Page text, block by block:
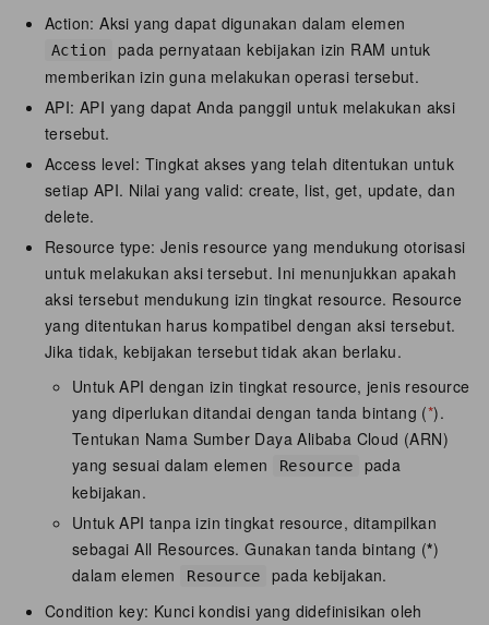
Action: Aksi yang dapat digunakan dalam elemen
Action
pada pernyataan kebijakan izin RAM untuk
memberikan izin guna melakukan operasi tersebut.
API: API yang dapat Anda panggil untuk melakukan aksi
tersebut.
Access level: Tingkat akses yang telah ditentukan untuk
setiap API. Nilai yang valid: create, list, get, update, dan
delete.
Resource type: Jenis resource yang mendukung otorisasi
untuk melakukan aksi tersebut. Ini menunjukkan apakah
aksi tersebut mendukung izin tingkat resource. Resource
yang ditentukan harus kompatibel dengan aksi tersebut.
Jika tidak, kebijakan tersebut tidak akan berlaku.
Untuk API dengan izin tingkat resource, jenis resource
yang diperlukan ditandai dengan tanda bintang (*).
Tentukan Nama Sumber Daya Alibaba Cloud (ARN)
yang sesuai dalam elemen
Resource
pada
kebijakan.
Untuk API tanpa izin tingkat resource, ditampilkan
sebagai All Resources. Gunakan tanda bintang (*)
dalam elemen
Resource
pada kebijakan.
Condition key: Kunci kondisi yang didefinisikan oleh